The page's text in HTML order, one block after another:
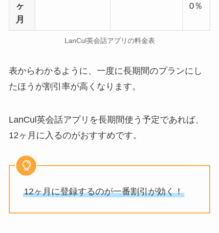
ヶ
月
0％
LanCul英会話アプリの料金表
表からわかるように、一度に長期間のプランにし
たほうが割引率が高くなります。
LanCul英会話アプリを長期間使う予定であれば、
12ヶ月に入るのがおすすめです。
12ヶ月に登録するのが一番割引が効く！